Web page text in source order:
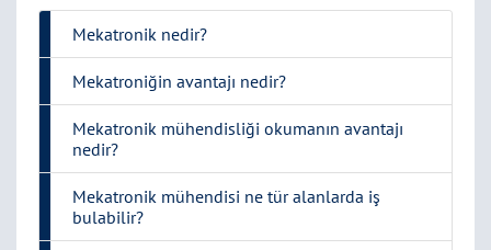
Mekatronik nedir?
Mekatroniğin avantajı nedir?
Mekatronik mühendisliği okumanın avantajı
nedir?
Mekatronik mühendisi ne tür alanlarda iş
bulabilir?